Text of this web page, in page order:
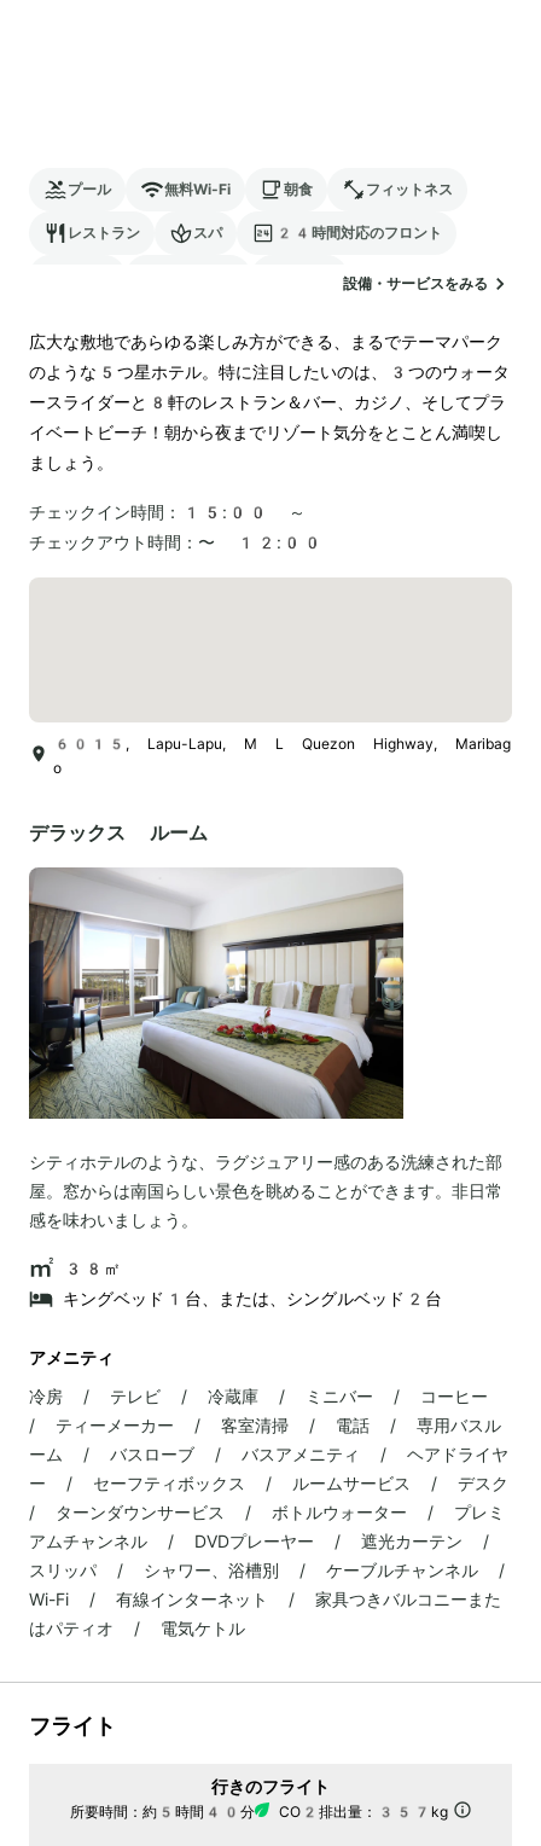
プール 無料Wi-Fi 朝食 フィットネス
レストラン スパ 24時間対応のフロント
設備・サービスをみる
広大な敷地であらゆる楽しみ方ができる、まるでテーマパーク
のような5つ星ホテル。特に注目したいのは、3つのウォータ
ースライダーと8軒のレストラン＆バー、カジノ、そしてプラ
イベートビーチ！朝から夜までリゾート気分をとことん満喫し
ましょう。
チェックイン時間：
15:00 ～
チェックアウト時間： 〜 12:00
6015, Lapu-Lapu, M L Quezon Highway, Maribag
o
デラックス ルーム
シティホテルのような、ラグジュアリー感のある洗練された部
屋。窓からは南国らしい景色を眺めることができます。非日常
感を味わいましょう。
38㎡
キングベッド1台、または、シングルベッド2台
アメニティ
冷房 / テレビ / 冷蔵庫 / ミニバー / コーヒー
/ ティーメーカー / 客室清掃 / 電話 / 専用バスル
ーム / バスローブ / バスアメニティ / ヘアドライヤ
ー / セーフティボックス / ルームサービス / デスク
/ ターンダウンサービス / ボトルウォーター / プレミ
アムチャンネル / DVDプレーヤー / 遮光カーテン /
スリッパ / シャワー、浴槽別 / ケーブルチャンネル /
Wi-Fi / 有線インターネット / 家具つきバルコニーまた
はパティオ / 電気ケトル
フライト
行きのフライト
所要時間： 約5時間40分 CO2排出量： 357kg